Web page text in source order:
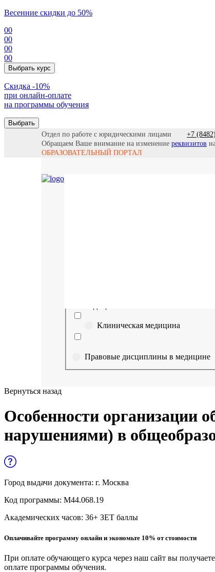
Весенние скидки до 50%
00
00
00
00
Выбрать курс
Cкидка -10%
при онлайн-оплате
на программы обучения
Выбрать
Отдел по работе с юридическими лицами
+7
Обращаем Ваше внимание на изменениереквизитов
ОБРАЗОВАТЕЛЬНЫЙ ПОРТАЛ
Клиническая медицина
Правовые дисциплины в медицине
медицине
Образование и педагогические науки
Социология и социальная работа
и служащих
История и археология
Вернуться назад
Особенности организации
нарушениями) в
Город выдачи документа: г. Москва
Код программы: М44.068.19
Академических часов: 36+ ЗЕТ баллы
Оплачивайте программу онлайн и экономьте 10% от стоимости
При оплате обучающего курса через наш сайт вы
оплате программы обучения.